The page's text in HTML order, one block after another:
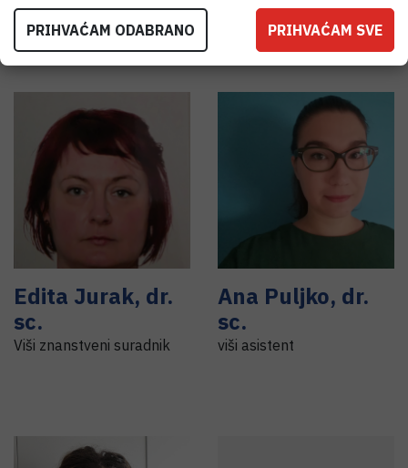
Edita Jurak, dr.
sc.
Viši znanstveni suradnik
Ana Puljko, dr.
sc.
viši asistent
PRIHVAĆAM ODABRANO PRIHVAĆAM SVE